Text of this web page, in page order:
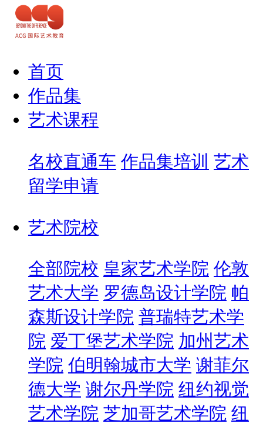
首页
作品集
艺术课程
名校直通车 作品集培训 艺术
留学申请
艺术院校
全部院校 皇家艺术学院 伦敦
艺术大学 罗德岛设计学院 帕
森斯设计学院 普瑞特艺术学
院 爱丁堡艺术学院 加州艺术
学院 伯明翰城市大学 谢菲尔
德大学 谢尔丹学院 纽约视觉
艺术学院 芝加哥艺术学院 纽